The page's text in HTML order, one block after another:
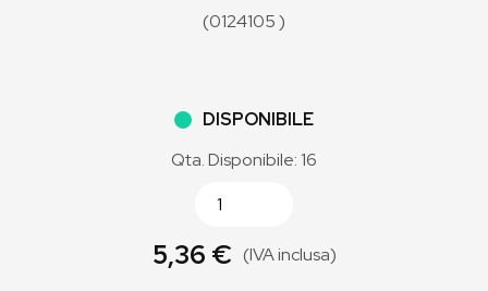
(0124105 )
DISPONIBILE
Qta. Disponibile: 16
5,36 € (IVA inclusa)